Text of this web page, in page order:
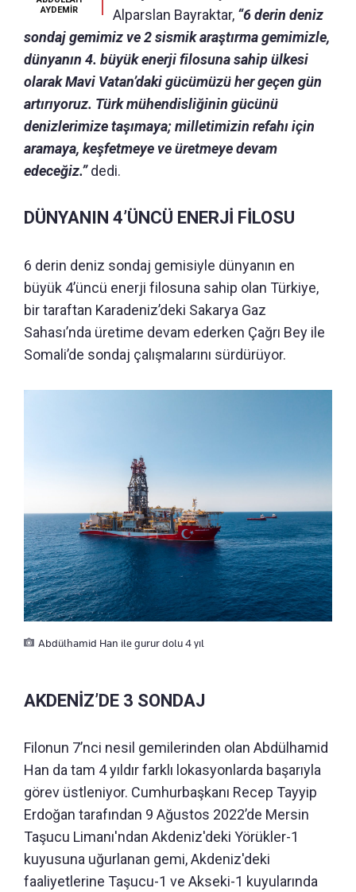
AYDEMİR
Alparslan Bayraktar, “6 derin deniz
sondaj gemimiz ve 2 sismik araştırma gemimizle,
dünyanın 4. büyük enerji filosuna sahip ülkesi
olarak Mavi Vatan’daki gücümüzü her geçen gün
artırıyoruz. Türk mühendisliğinin gücünü
denizlerimize taşımaya; milletimizin refahı için
aramaya, keşfetmeye ve üretmeye devam
edeceğiz.”dedi.
DÜNYANIN 4’ÜNCÜ ENERJİ FİLOSU
6 derin deniz sondaj gemisiyle dünyanın en
büyük 4’üncü enerji filosuna sahip olan Türkiye,
bir taraftan Karadeniz’deki Sakarya Gaz
Sahası’nda üretime devam ederken Çağrı Bey ile
Somali’de sondaj çalışmalarını sürdürüyor.
Abdülhamid Han ile gurur dolu 4 yıl
AKDENİZ’DE 3 SONDAJ
Filonun 7’nci nesil gemilerinden olan Abdülhamid
Han da tam 4 yıldır farklı lokasyonlarda başarıyla
görev üstleniyor. Cumhurbaşkanı Recep Tayyip
Erdoğan tarafından 9 Ağustos 2022’de Mersin
Taşucu Limanı'ndan Akdeniz'deki Yörükler-1
kuyusuna uğurlanan gemi, Akdeniz'deki
faaliyetlerine Taşucu-1 ve Akseki-1 kuyularında